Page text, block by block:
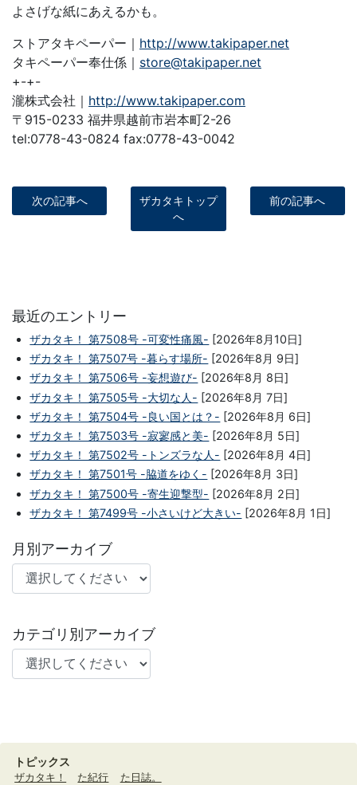
よさげな紙にあえるかも。
ストアタキペーパー｜ http://www.takipaper.net
タキペーパー奉仕係｜ store@takipaper.net
+-+-
瀧株式会社｜ http://www.takipaper.com
〒915-0233 福井県越前市岩本町2-26
tel:0778-43-0824 fax:0778-43-0042
次の記事へ
ザカタキトップ
へ
前の記事へ
最近のエントリー
ザカタキ！ 第7508号 -可変性痛風- [2026年8月10日]
ザカタキ！ 第7507号 -暮らす場所- [2026年8月 9日]
ザカタキ！ 第7506号 -妄想遊び- [2026年8月 8日]
ザカタキ！ 第7505号 -大切な人- [2026年8月 7日]
ザカタキ！ 第7504号 -良い国とは？- [2026年8月 6日]
ザカタキ！ 第7503号 -寂寥感と美- [2026年8月 5日]
ザカタキ！ 第7502号 -トンズラな人- [2026年8月 4日]
ザカタキ！ 第7501号 -脇道をゆく- [2026年8月 3日]
ザカタキ！ 第7500号 -寄生迎撃型- [2026年8月 2日]
ザカタキ！ 第7499号 -小さいけど大きい- [2026年8月 1日]
月別アーカイブ
カテゴリ別アーカイブ
トピックス
ザカタキ！ た紀行 た日誌。